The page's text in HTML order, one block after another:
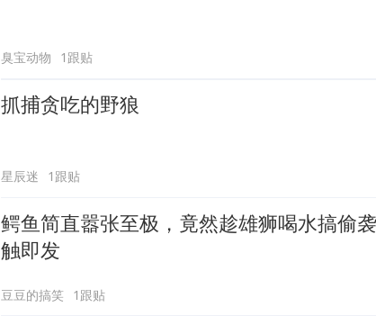
臭宝动物 1跟贴
抓捕贪吃的野狼
星辰迷 1跟贴
鳄鱼简直嚣张至极，竟然趁雄狮喝水搞偷
触即发
豆豆的搞笑 1跟贴